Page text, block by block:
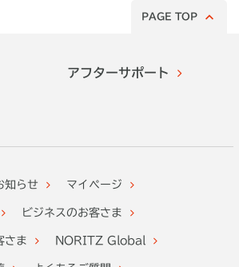
PAGE TOP
アフターサポート
知らせ マイページ
ビジネスのお客さま
さま NORITZ Global